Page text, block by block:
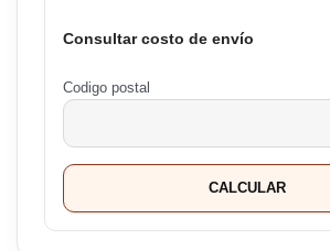
Consultar costo de envío
Codigo postal
CALCULAR